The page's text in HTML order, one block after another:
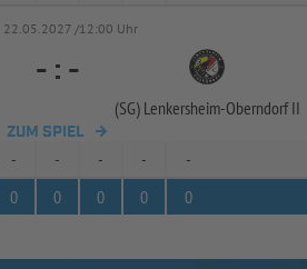
22.05.2027 /12:00 Uhr
- : -
(SG) Lenkersheim-Oberndorf II
ZUM SPIEL
- - - -
-
0 0 0 0 0